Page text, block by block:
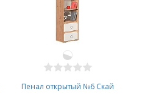
Пенал открытый №6 Скай